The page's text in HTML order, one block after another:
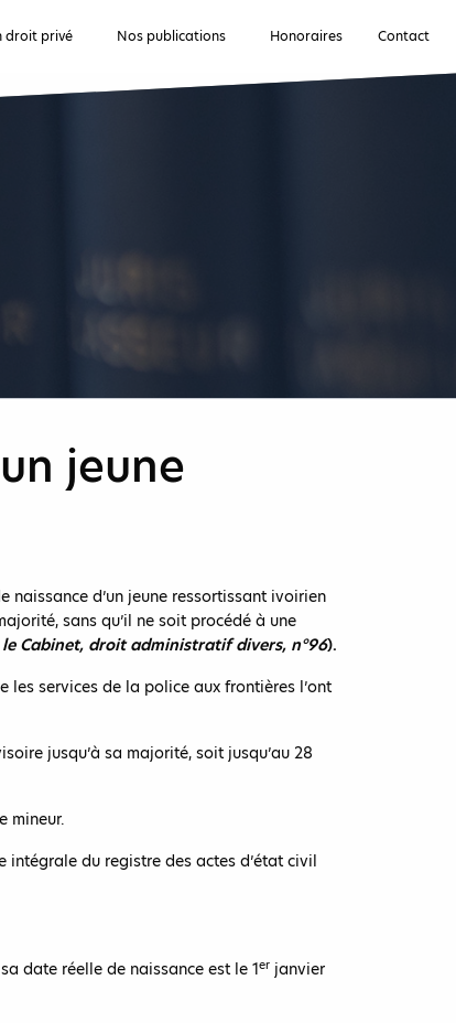
droit privé Nos publications Honoraires Contact
jeune
naissance d’un jeune ressortissant ivoirien
sans qu’il ne soit procédé à une
Cabinet, droit administratif divers, n°96).
les services de la police aux frontières l’ont
jusqu’à sa majorité, soit jusqu’au 28
mineur.
du registre des actes d’état civil
date réelle de naissance est le 1er janvier